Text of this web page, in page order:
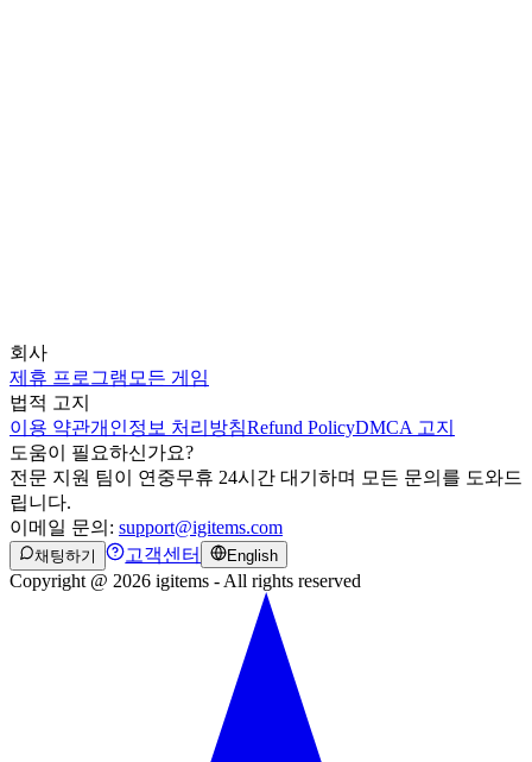
회사
제휴 프로그램 모든 게임
법적 고지
이용 약관개인정보 처리방침Refund PolicyDMCA 고지
도움이 필요하신가요?
전문 지원 팀이 연중무휴 24시간 대기하며 모든 문의를 도와드
립니다.
이메일 문의: support@igitems.com
채팅하기 고객센터 English
Copyright @ 2026 igitems - All rights reserved